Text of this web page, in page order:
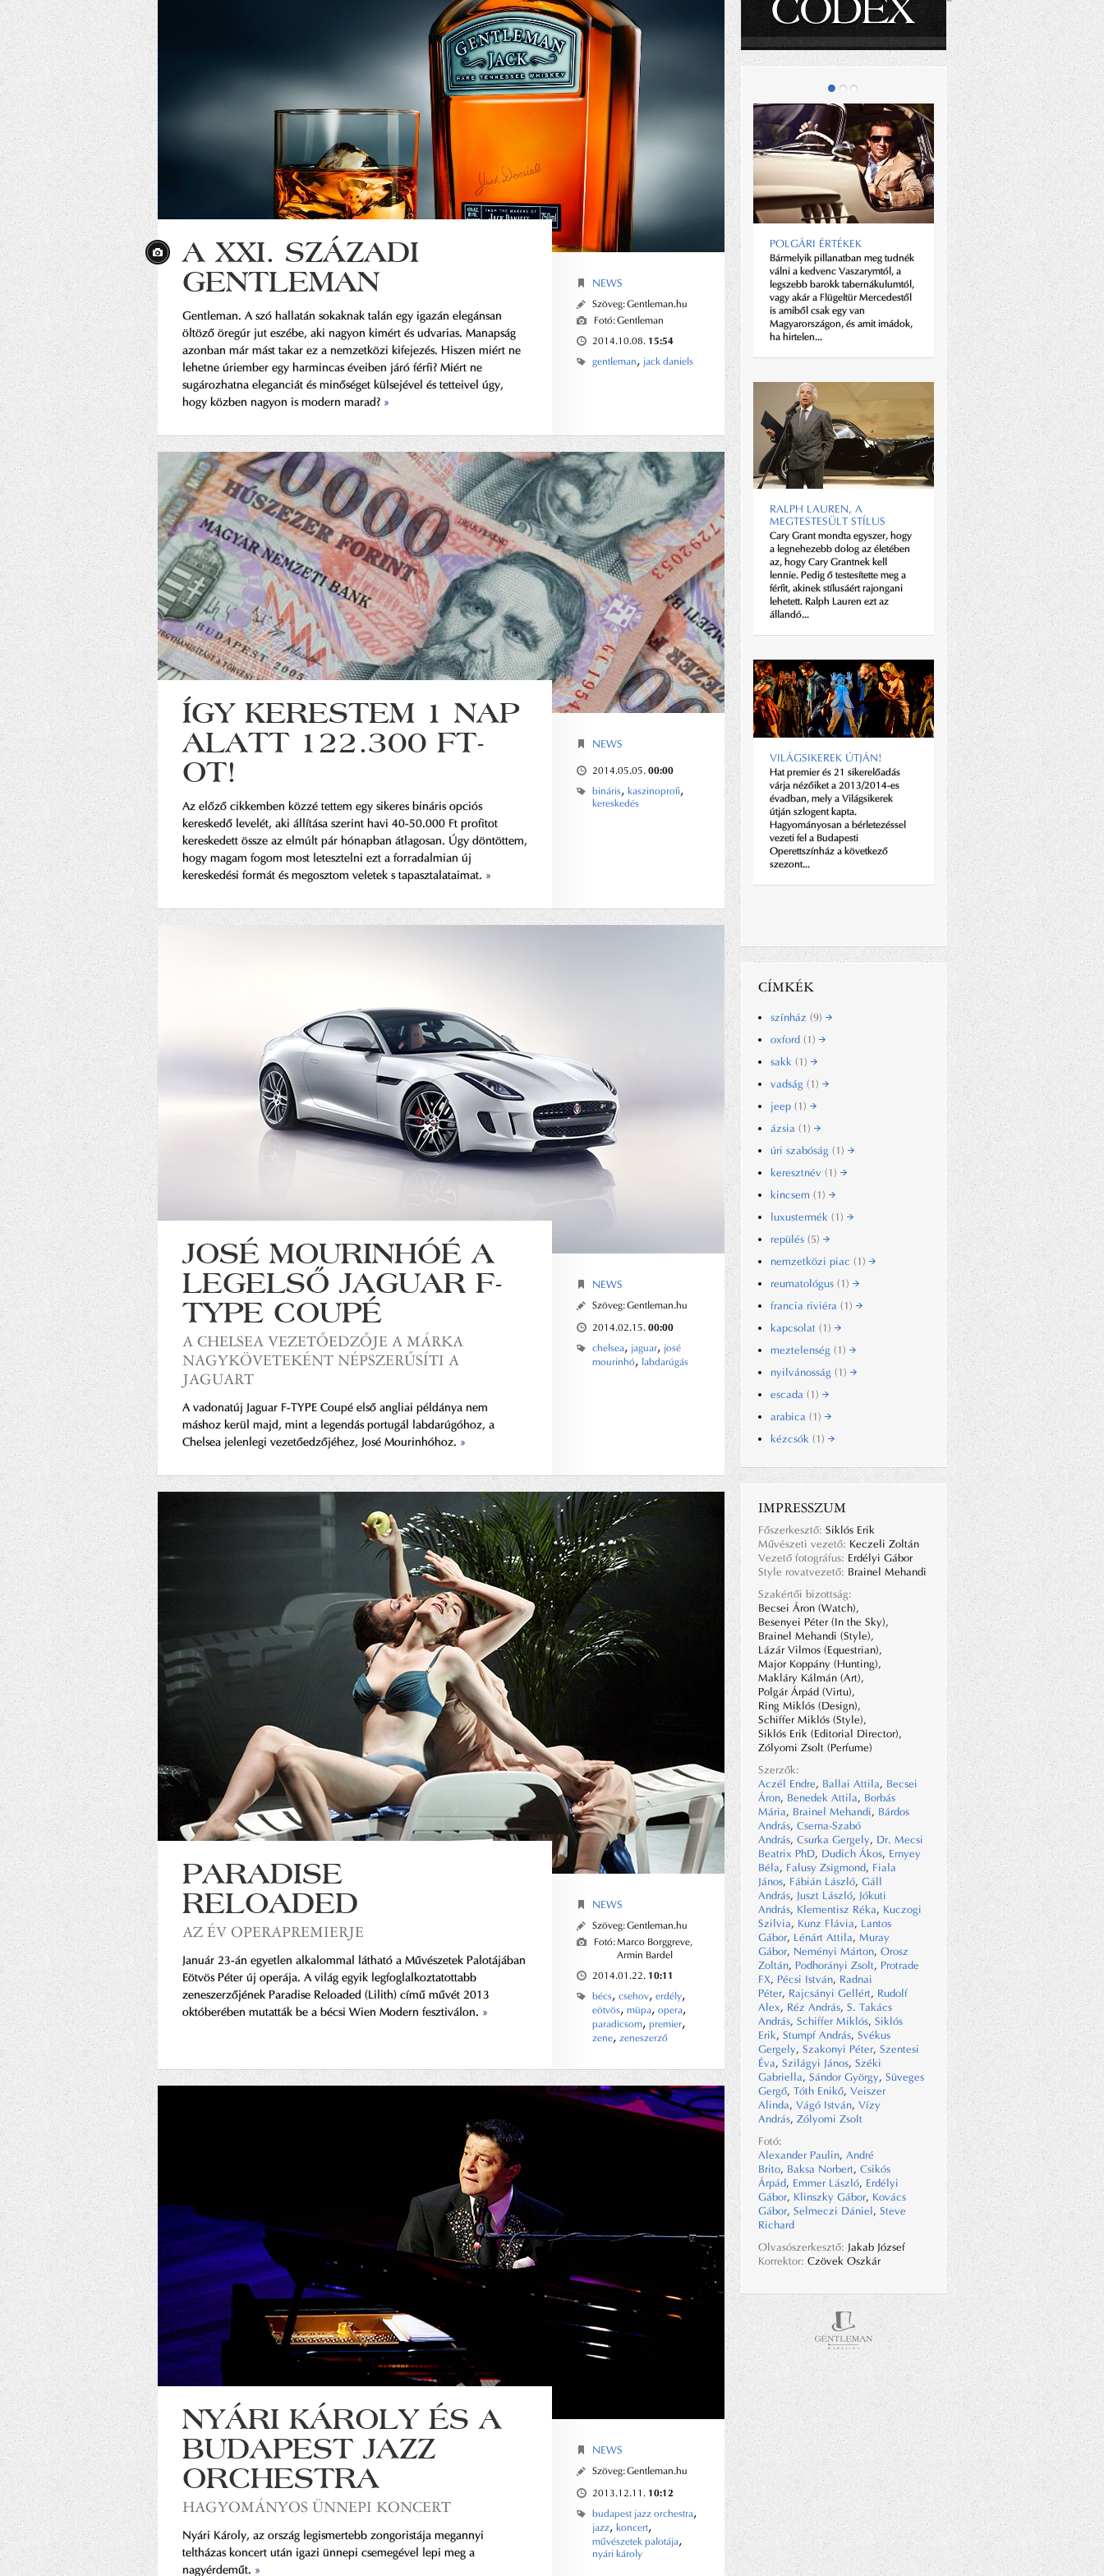
A XXI. SZÁZADI
GENTLEMAN
Gentleman. A szó hallatán sokaknak talán egy igazán elegánsan
öltöző öregúr jut eszébe, aki nagyon kimért és udvarias. Manapság
azonban már mást takar ez a nemzetközi kifejezés. Hiszen miért ne
lehetne úriember egy harmincas éveiben járó férfi? Miért ne
sugározhatna eleganciát és minőséget külsejével és tetteivel úgy,
hogy közben nagyon is modern marad? »
NEWS
Szöveg:Gentleman.hu
Fotó:Gentleman
2014.10.08. 15:54
gentleman, jack daniels
ÍGY KERESTEM 1 NAP
ALATT 122.300 FT-
OT!
Az előző cikkemben közzé tettem egy sikeres bináris opciós
kereskedő levelét, aki állítása szerint havi 40-50.000 Ft profitot
kereskedett össze az elmúlt pár hónapban átlagosan. Úgy döntöttem,
hogy magam fogom most letesztelni ezt a forradalmian új
kereskedési formát és megosztom veletek s tapasztalataimat. »
NEWS
2014.05.05. 00:00
bináris, kaszinoprofi,
kereskedés
JOSÉ MOURINHÓÉ A
LEGELSŐ JAGUAR F-
TYPE COUPÉ
A CHELSEA VEZETŐEDZŐJE A MÁRKA
NAGYKÖVETEKÉNT NÉPSZERŰSÍTI A
JAGUART
A vadonatúj Jaguar F-TYPE Coupé első angliai példánya nem
máshoz kerül majd, mint a legendás portugál labdarúgóhoz, a
Chelsea jelenlegi vezetőedzőjéhez, José Mourinhóhoz. »
NEWS
Szöveg:Gentleman.hu
2014.02.15. 00:00
chelsea, jaguar, josé
mourinhó, labdarúgás
PARADISE
RELOADED
AZ ÉV OPERAPREMIERJE
Január 23-án egyetlen alkalommal látható a Művészetek Palotájában
Eötvös Péter új operája. A világ egyik legfoglalkoztatottabb
zeneszerzőjének Paradise Reloaded (Lilith) című művét 2013
októberében mutatták be a bécsi Wien Modern fesztiválon. »
NEWS
Szöveg:Gentleman.hu
Fotó:Marco Borggreve,
Armin Bardel
2014.01.22. 10:11
bécs, csehov, erdély,
eötvös, müpa, opera,
paradicsom, premier,
zene, zeneszerző
NYÁRI KÁROLY ÉS A
BUDAPEST JAZZ
ORCHESTRA
HAGYOMÁNYOS ÜNNEPI KONCERT
Nyári Károly, az ország legismertebb zongoristája megannyi
teltházas koncert után igazi ünnepi csemegével lepi meg a
nagyérdeműt. »
NEWS
Szöveg:Gentleman.hu
2013.12.11. 10:12
budapest jazz orchestra,
jazz, koncert,
művészetek palotája,
nyári károly
POLGÁRI ÉRTÉKEK
Bármelyik pillanatban meg tudnék
válni a kedvenc Vaszarymtól, a
legszebb barokk tabernákulumtól,
vagy akár a Flügeltür Mercedestől
is amiből csak egy van
Magyarországon, és amit imádok,
ha hirtelen...
RALPH LAUREN, A
MEGTESTESÜLT STÍLUS
Cary Grant mondta egyszer, hogy
a legnehezebb dolog az életében
az, hogy Cary Grantnek kell
lennie. Pedig ő testesítette meg a
férfit, akinek stílusáért rajongani
lehetett. Ralph Lauren ezt az
állandó...
VILÁGSIKEREK ÚTJÁN!
Hat premier és 21 sikerelőadás
várja nézőiket a 2013/2014-es
évadban, mely a Világsikerek
útján szlogent kapta.
Hagyományosan a bérletezéssel
vezeti fel a Budapesti
Operettszínház a következő
szezont...
POFONOK ÍZE
Vándortörténet, még az is lehet,
hogy igaz. Állítólag egyszer
hallotta valaki a vonaton, amint
egy édesanya – gondolom, arcára
nem a boldogság vésett ráncokat
– ráförmedt a hétéves kisfiára:
Nézd a...
BENTLEY A NAPPALIBAN
Időben jelzem: ez a cikk nem egy
avantgard művész útkereső
lakberendezési kísérletéről szól,
és nem is a legendás brit
autómárkáról, sokkal inkább az
otthoni zenehallgatás és
hangreprodukció...
PEJTSIK PÉTER A
POTENCIÁLIS
ENERGIAVULKÁN
Vad gyerek volt, az már egyszer
biztos! Több iskola feladta
nevelését, a tanárok, diákok réme,
az időzített bomba, a
megtestesült...
CÍMKÉK
színház (9)
oxford (1)
sakk (1)
vadság (1)
jeep (1)
ázsia (1)
úri szabóság (1)
keresztnév (1)
kincsem (1)
luxustermék (1)
repülés (5)
nemzetközi piac (1)
reumatológus (1)
francia riviéra (1)
kapcsolat (1)
meztelenség (1)
nyilvánosság (1)
escada (1)
arabica (1)
kézcsók (1)
IMPRESSZUM
Főszerkesztő: Siklós Erik
Művészeti vezető: Keczeli Zoltán
Vezető fotográfus: Erdélyi Gábor
Style rovatvezető: Brainel Mehandi
Szakértői bizottság:
Becsei Áron (Watch),
Besenyei Péter (In the Sky),
Brainel Mehandi (Style),
Lázár Vilmos (Equestrian),
Major Koppány (Hunting),
Makláry Kálmán (Art),
Polgár Árpád (Virtu),
Ring Miklós (Design),
Schiffer Miklós (Style),
Siklós Erik (Editorial Director),
Zólyomi Zsolt (Perfume)
Szerzők:
Aczél Endre, Ballai Attila, Becsei
Áron, Benedek Attila, Borbás
Mária, Brainel Mehandi, Bárdos
András, Cserna-Szabó
András, Csurka Gergely, Dr. Mecsi
Beatrix PhD, Dudich Ákos, Ernyey
Béla, Falusy Zsigmond, Fiala
János, Fábián László, Gáll
András, Juszt László, Jókuti
András, Klementisz Réka, Kuczogi
Szilvia, Kunz Flávia, Lantos
Gábor, Lénárt Attila, Muray
Gábor, Neményi Márton, Orosz
Zoltán, Podhorányi Zsolt, Protrade
FX, Pécsi István, Radnai
Péter, Rajcsányi Gellért, Rudolf
Alex, Réz András, S. Takács
András, Schiffer Miklós, Siklós
Erik, Stumpf András, Svékus
Gergely, Szakonyi Péter, Szentesi
Éva, Szilágyi János, Széki
Gabriella, Sándor György, Süveges
Gergő, Tóth Enikő, Veiszer
Alinda, Vágó István, Vízy
András, Zólyomi Zsolt
Fotó:
Alexander Paulin, André
Brito, Baksa Norbert, Csikós
Árpád, Emmer László, Erdélyi
Gábor, Klinszky Gábor, Kovács
Gábor, Selmeczi Dániel , Steve
Richard
Olvasószerkesztő: Jakab József
Korrektor: Czövek Oszkár